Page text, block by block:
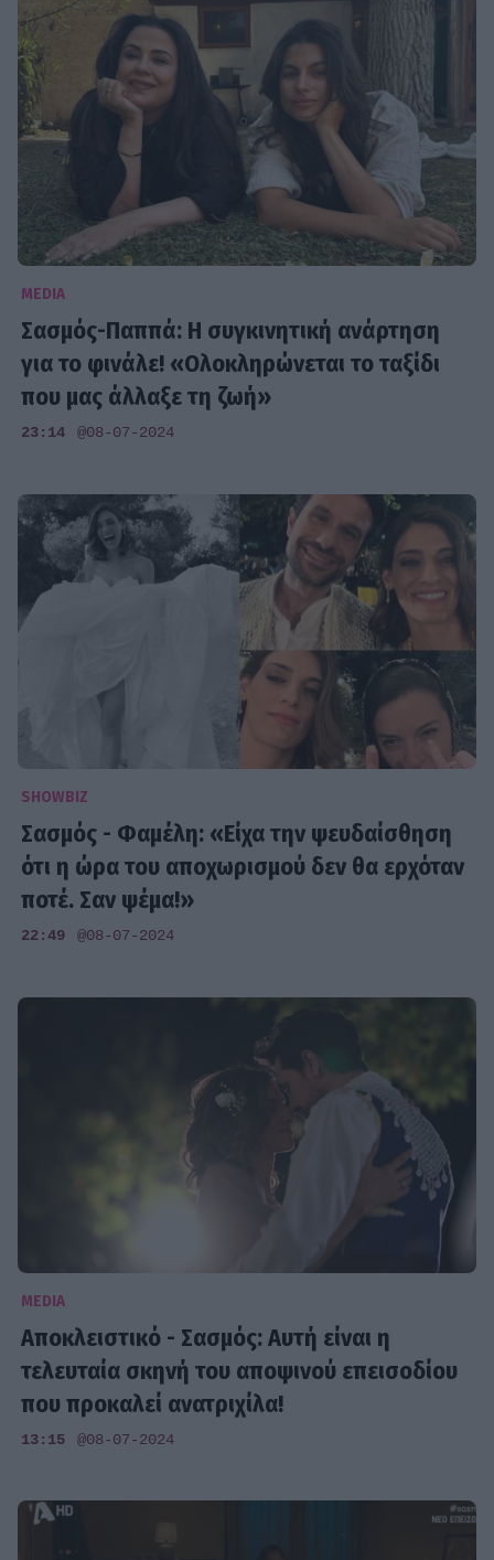
MEDIA
Σασμός-Παππά: Η συγκινητική ανάρτηση
για το φινάλε! «Ολοκληρώνεται το ταξίδι
που μας άλλαξε τη ζωή»
23:14 @08-07-2024
SHOWBIZ
Σασμός - Φαμέλη: «Είχα την ψευδαίσθηση
ότι η ώρα του αποχωρισμού δεν θα ερχόταν
ποτέ. Σαν ψέμα!»
22:49 @08-07-2024
MEDIA
Αποκλειστικό - Σασμός: Αυτή είναι η
τελευταία σκηνή του αποψινού επεισοδίου
που προκαλεί ανατριχίλα!
13:15 @08-07-2024